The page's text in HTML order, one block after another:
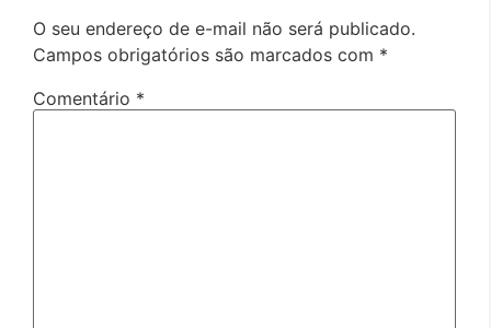
O seu endereço de e-mail não será publicado.
Campos obrigatórios são marcados com *
Comentário *